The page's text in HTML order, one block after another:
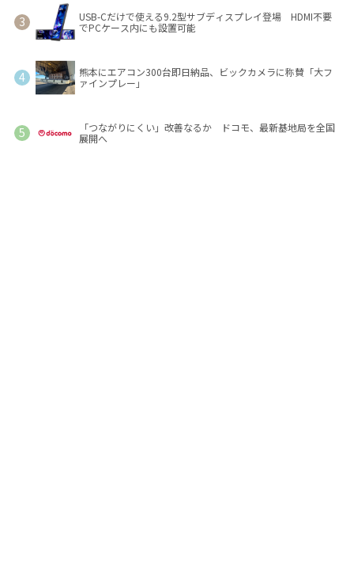
USB-Cだけで使える9.2型サブディスプレイ登場 HDMI不要
でPCケース内にも設置可能
熊本にエアコン300台即日納品、ビックカメラに称賛「大フ
ァインプレー」
「つながりにくい」改善なるか ドコモ、最新基地局を全国
展開へ